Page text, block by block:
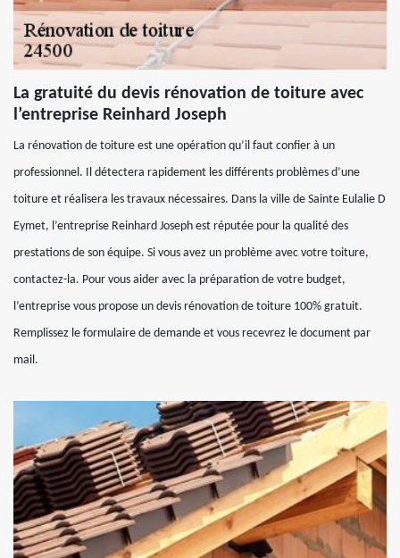
La gratuité du devis rénovation de toiture avec
l’entreprise Reinhard Joseph
La rénovation de toiture est une opération qu’il faut confier à un
professionnel. Il détectera rapidement les différents problèmes d’une
toiture et réalisera les travaux nécessaires. Dans la ville de Sainte Eulalie D
Eymet, l’entreprise Reinhard Joseph est réputée pour la qualité des
prestations de son équipe. Si vous avez un problème avec votre toiture,
contactez-la. Pour vous aider avec la préparation de votre budget,
l’entreprise vous propose un devis rénovation de toiture 100% gratuit.
Remplissez le formulaire de demande et vous recevrez le document par
mail.